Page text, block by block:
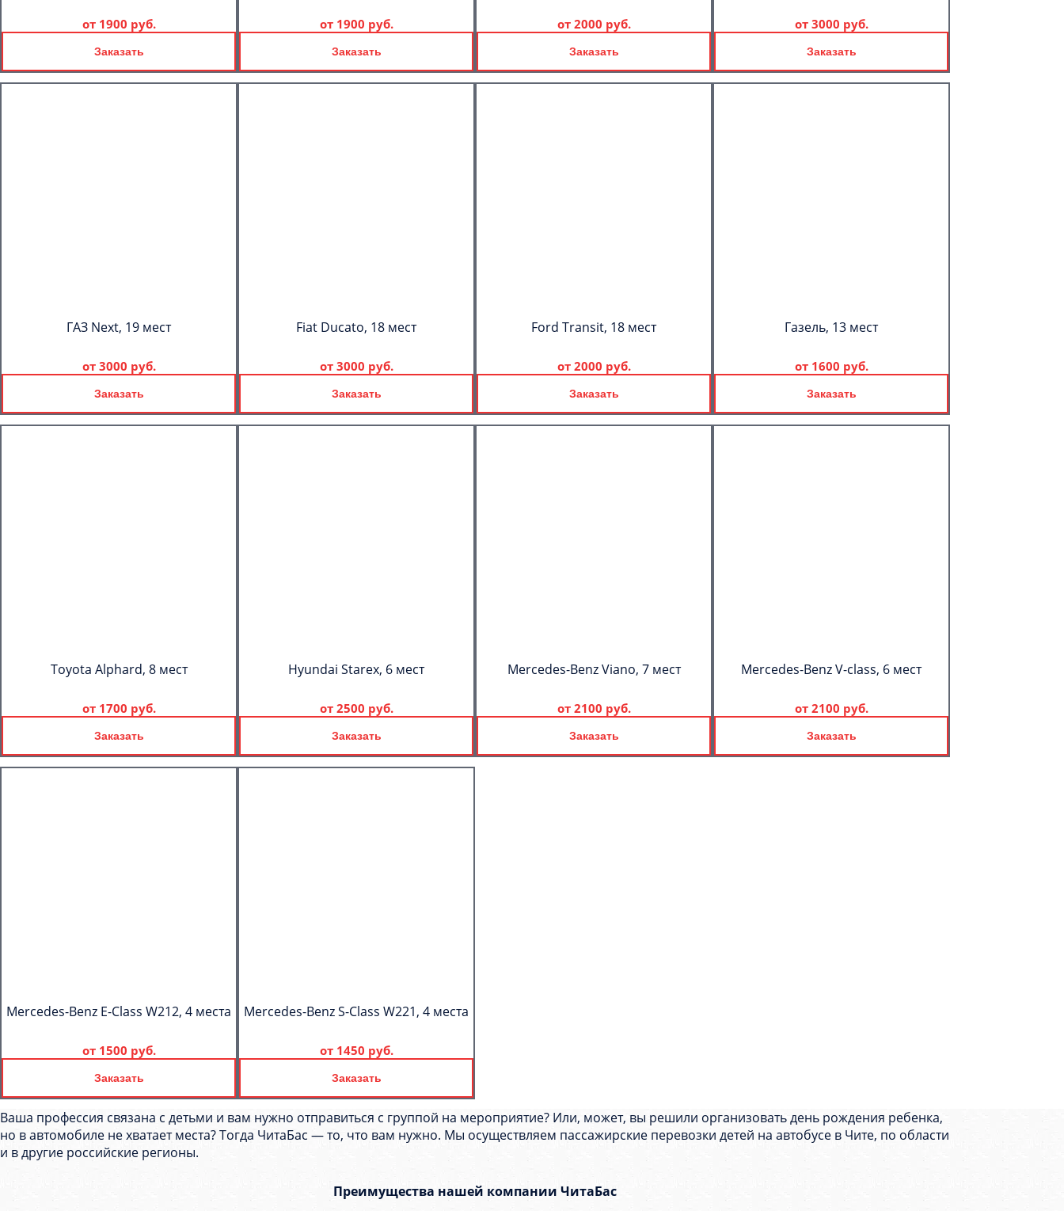
от 1900 руб.
Заказать
от 1900 руб.
Заказать
от 2000 руб.
Заказать
от 3000 руб.
Заказать
ГАЗ Next, 19 мест
от 3000 руб.
Заказать
Fiat Ducato, 18 мест
от 3000 руб.
Заказать
Ford Transit, 18 мест
от 2000 руб.
Заказать
Газель, 13 мест
от 1600 руб.
Заказать
Toyota Alphard, 8 мест
от 1700 руб.
Заказать
Hyundai Starex, 6 мест
от 2500 руб.
Заказать
Mercedes-Benz Viano, 7 мест
от 2100 руб.
Заказать
Mercedes-Benz V-class, 6 мест
от 2100 руб.
Заказать
Mercedes-Benz E-Class W212, 4 места
от 1500 руб.
Заказать
Mercedes-Benz S-Class W221, 4 места
от 1450 руб.
Заказать
Ваша профессия связана с детьми и вам нужно отправиться с группой на мероприятие? Или, может, вы решили организовать день рождения ребенка,
но в автомобиле не хватает места? Тогда ЧитаБас — то, что вам нужно. Мы осуществляем пассажирские перевозки детей на автобусе в Чите, по области
и в другие российские регионы.
Преимущества нашей компании ЧитаБас